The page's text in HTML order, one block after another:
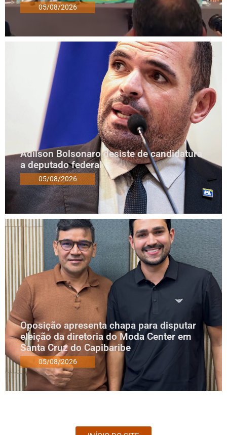
05/08/2026
Adilson Bolsonaro desiste de candidatura
a deputado federal
05/08/2026
Oposição apresenta chapa para disputar
eleição da diretoria do Moda Center em
Santa Cruz do Capibaribe
05/08/2026